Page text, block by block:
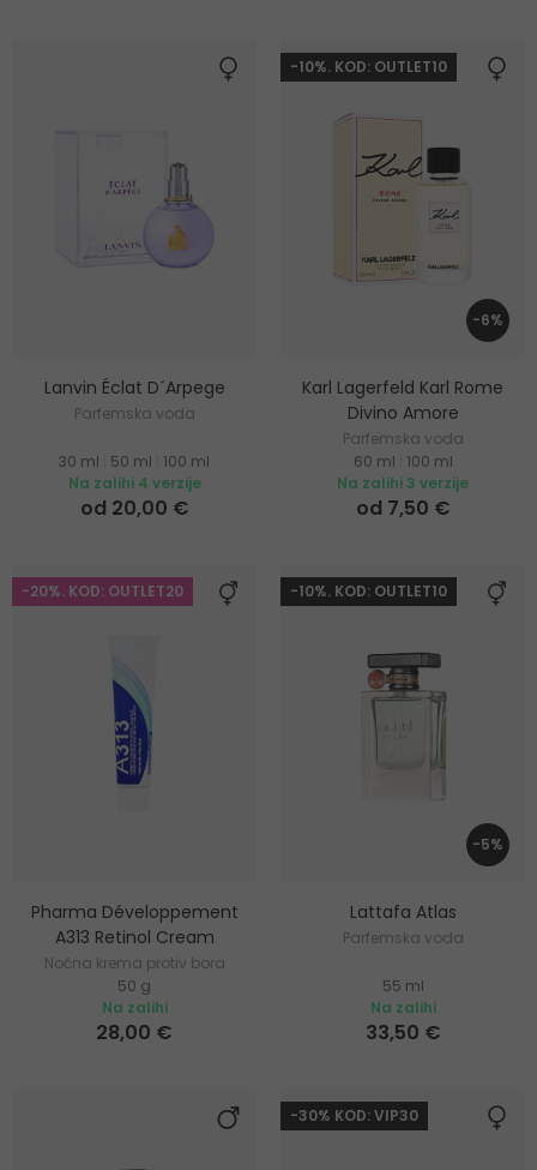
Lanvin Éclat D´Arpege
Parfemska voda
30 ml 50 ml
100 ml
Na zalihi 4 verzije
od 20,00 €
-10%. KOD: OUTLET10
-6%
Karl Lagerfeld Karl Rome
Divino Amore
Parfemska voda
60 ml
100 ml
Na zalihi 3 verzije
od 7,50 €
-20%. KOD: OUTLET20
Pharma Développement
A313 Retinol Cream
Noćna krema protiv bora
50 g
Na zalihi
28,00 €
-10%. KOD: OUTLET10
-5%
Lattafa Atlas
Parfemska voda
55 ml
Na zalihi
33,50 €
-30% KOD: VIP30